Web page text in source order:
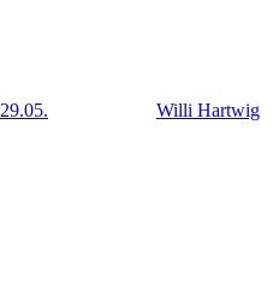
29.05. Willi Hartwig